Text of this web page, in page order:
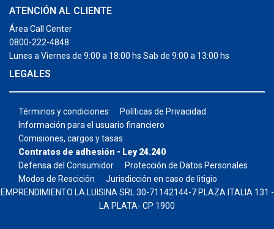
ATENCIÓN AL CLIENTE
Área Call Center
0800-222-4848
Lunes a Viernes de 9:00 a 18:00 hs Sab de 9:00 a 13:00 hs
LEGALES
Términos y condiciones
Políticas de Privacidad
Información para el usuario financiero
Comisiones, cargos y tasas
Contratos de adhesión - Ley 24.240
Defensa del Consumidor
Protección de Datos Personales
Modos de Rescición
Jurisdicción en caso de litigio
EMPRENDIMIENTO LA LUISINA SRL 30-71142144-7 PLAZA ITALIA 131 -
LA PLATA- CP 1900